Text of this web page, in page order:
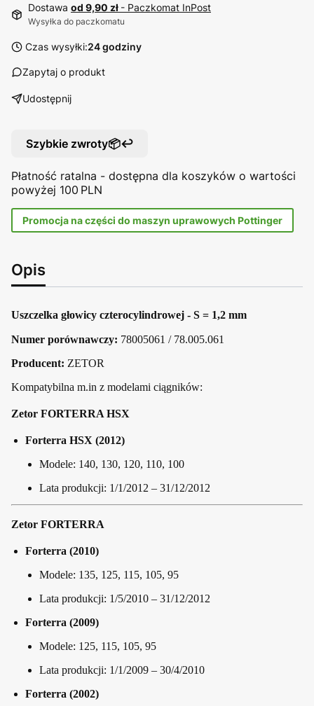
Dostawa od 9,90 zł - Paczkomat InPost
Wysyłka do paczkomatu
Czas wysyłki:24 godziny
Zapytaj o produkt
Udostępnij
Szybkie zwroty📦↩️
Płatność ratalna - dostępna dla koszyków o wartości
powyżej 100 PLN
Promocja na części do maszyn uprawowych Pottinger
Opis
Uszczelka głowicy czterocylindrowej - S = 1,2 mm
Numer porównawczy: 78005061 / 78.005.061
Producent: ZETOR
Kompatybilna m.in z modelami ciągników:
Zetor FORTERRA HSX
Forterra HSX (2012)
Modele: 140, 130, 120, 110, 100
Lata produkcji: 1/1/2012 – 31/12/2012
Zetor FORTERRA
Forterra (2010)
Modele: 135, 125, 115, 105, 95
Lata produkcji: 1/5/2010 – 31/12/2012
Forterra (2009)
Modele: 125, 115, 105, 95
Lata produkcji: 1/1/2009 – 30/4/2010
Forterra (2002)